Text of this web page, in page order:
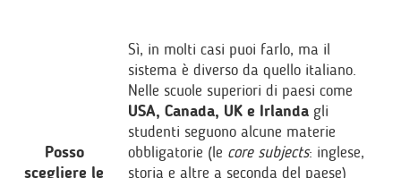
Posso
scegliere le
Sì, in molti casi puoi farlo, ma il
sistema è diverso da quello italiano.
Nelle scuole superiori di paesi come
USA, Canada, UK e Irlanda gli
studenti seguono alcune materie
obbligatorie (le core subjects: inglese,
storia e altre a seconda del paese)